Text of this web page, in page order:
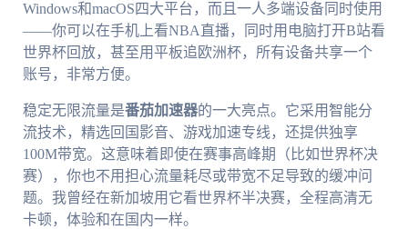
Windows和macOS四大平台，而且一人多端设备同时使用
——你可以在手机上看NBA直播，同时用电脑打开B站看
世界杯回放，甚至用平板追欧洲杯，所有设备共享一个
账号，非常方便。
稳定无限流量是番茄加速器的一大亮点。它采用智能分
流技术，精选回国影音、游戏加速专线，还提供独享
100M带宽。这意味着即使在赛事高峰期（比如世界杯决
赛），你也不用担心流量耗尽或带宽不足导致的缓冲问
题。我曾经在新加坡用它看世界杯半决赛，全程高清无
卡顿，体验和在国内一样。